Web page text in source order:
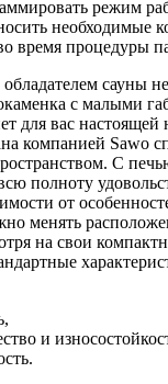
режим
необходимые
время процедуры
сауны
с малыми
для вас настоящей
компанией Sawo
С
полноту
от
менять
на свои
и